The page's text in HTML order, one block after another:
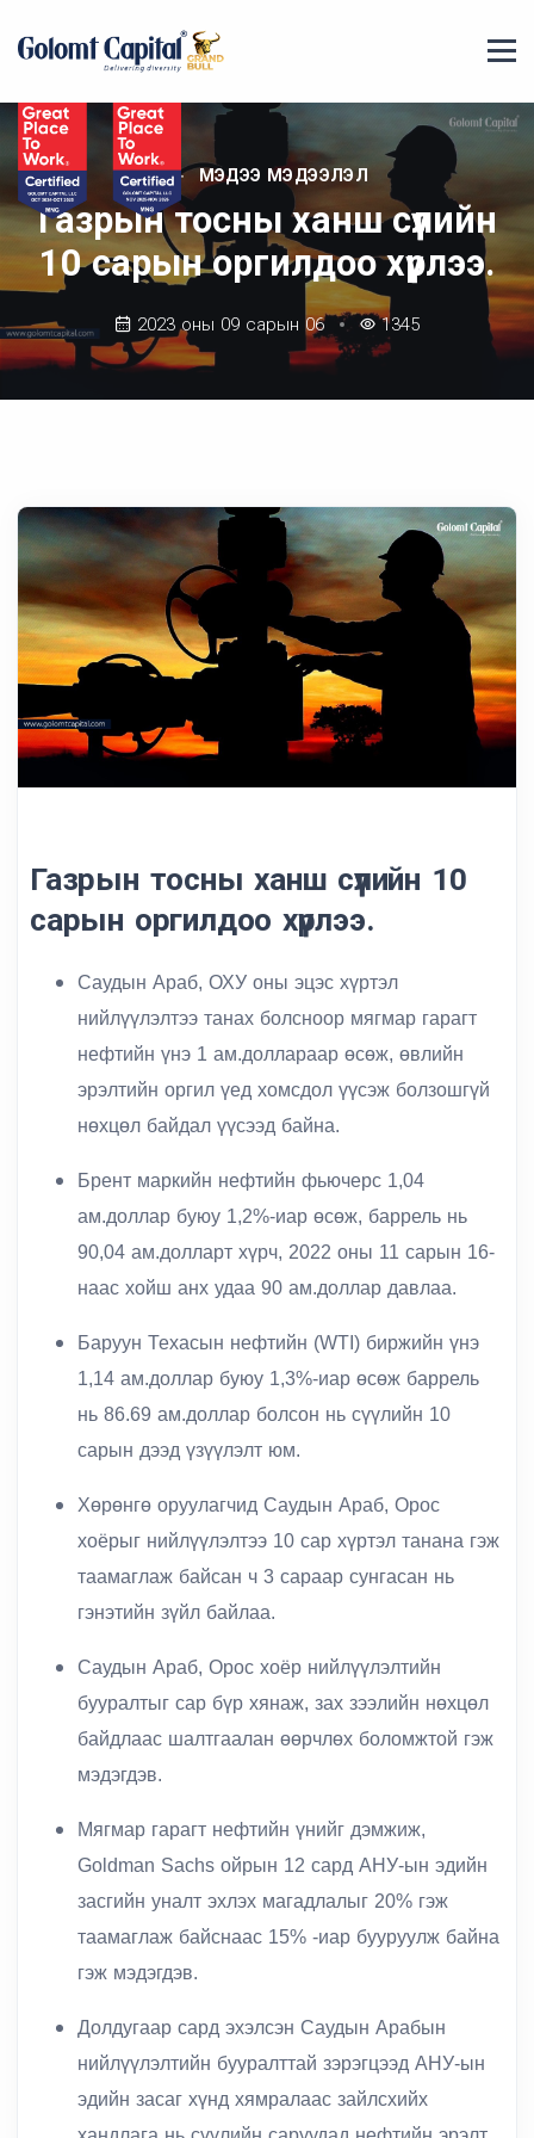
МЭДЭЭ МЭДЭЭЛЭЛ
Газрын тосны ханш сүүлийн
10 сарын оргилдоо хүрлээ.
2023 оны 09 сарын 06 1345
Газрын тосны ханш сүүлийн 10
сарын оргилдоо хүрлээ.
Саудын Араб, ОХУ оны эцэс хүртэл
нийлүүлэлтээ танах болсноор мягмар гарагт
нефтийн үнэ 1 ам.доллараар өсөж, өвлийн
эрэлтийн оргил үед хомсдол үүсэж болзошгүй
нөхцөл байдал үүсээд байна.
Брент маркийн нефтийн фьючерс 1,04
ам.доллар буюу 1,2%-иар өсөж, баррель нь
90,04 ам.долларт хүрч, 2022 оны 11 сарын 16-
наас хойш анх удаа 90 ам.доллар давлаа.
Баруун Техасын нефтийн (WTI) биржийн үнэ
1,14 ам.доллар буюу 1,3%-иар өсөж баррель
нь 86.69 ам.доллар болсон нь сүүлийн 10
сарын дээд үзүүлэлт юм.
Хөрөнгө оруулагчид Саудын Араб, Орос
хоёрыг нийлүүлэлтээ 10 сар хүртэл танана гэж
таамаглаж байсан ч 3 сараар сунгасан нь
гэнэтийн зүйл байлаа.
Саудын Араб, Орос хоёр нийлүүлэлтийн
бууралтыг сар бүр хянаж, зах зээлийн нөхцөл
байдлаас шалтгаалан өөрчлөх боломжтой гэж
мэдэгдэв.
Мягмар гарагт нефтийн үнийг дэмжиж,
Goldman Sachs ойрын 12 сард АНУ-ын эдийн
засгийн уналт эхлэх магадлалыг 20% гэж
таамаглаж байснаас 15% -иар бууруулж байна
гэж мэдэгдэв.
Долдугаар сард эхэлсэн Саудын Арабын
нийлүүлэлтийн бууралттай зэрэгцээд АНУ-ын
эдийн засаг хүнд хямралаас зайлсхийх